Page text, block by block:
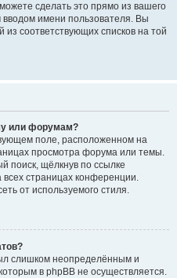
сделать это прямо из вашего
имени пользователя. Вы
соответствующих списков на той
или форумам?
поле, расположенном на
просмотра форума или темы.
поиск, щёлкнув по ссылке
страницах конференции.
от используемого стиля.
слишком неопределённым и
в phpBB не осуществляется.